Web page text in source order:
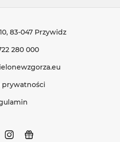
, 83-047 Przywidz
280 000
prywatności